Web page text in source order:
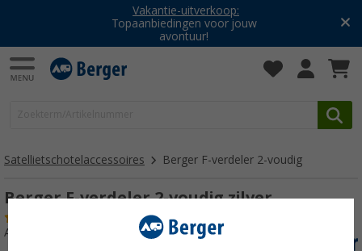
Vakantie-uitverkoop:
Topaanbiedingen voor jouw
avontuur!
Satellietschotelaccessoires Berger F-verdeler 2-voudig
Berger F-verdeler 2-voudig zilver
Artikelnr: 281410